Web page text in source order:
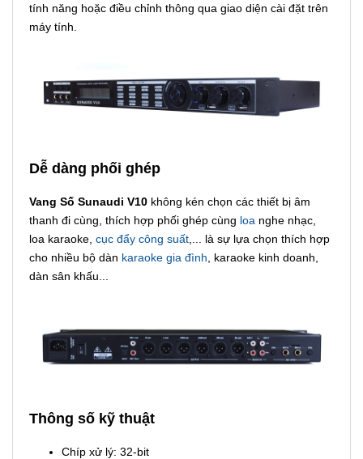
tính năng hoặc điều chỉnh thông qua giao diện cài đặt trên
máy tính.
Dễ dàng phối ghép
Vang Số Sunaudi V10 không kén chọn các thiết bị âm
thanh đi cùng, thích hợp phối ghép cùng loa nghe nhạc,
loa karaoke, cục đẩy công suất,... là sự lựa chọn thích hợp
cho nhiều bộ dàn karaoke gia đình, karaoke kinh doanh,
dàn sân khấu...
Thông số kỹ thuật
Chíp xử lý: 32-bit